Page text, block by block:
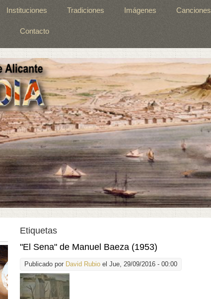
Instituciones Tradiciones Imágenes Canciones
Contacto
Etiquetas
"El Sena" de Manuel Baeza (1953)
Publicado por David Rubio el Jue, 29/09/2016 - 00:00